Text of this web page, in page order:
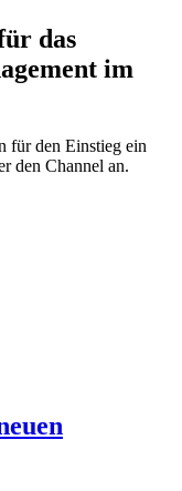
das
im
für den Einstieg ein
den Channel an.